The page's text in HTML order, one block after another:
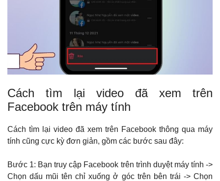
Cách tìm lại video đã xem trên
Facebook trên máy tính
Cách tìm lại video đã xem trên Facebook thông qua máy
tính cũng cực kỳ đơn giản, gồm các bước sau đây:
Bước 1: Bạn truy cập Facebook trên trình duyệt máy tính ->
Chọn dấu mũi tên chỉ xuống ở góc trên bên trái -> Chọn